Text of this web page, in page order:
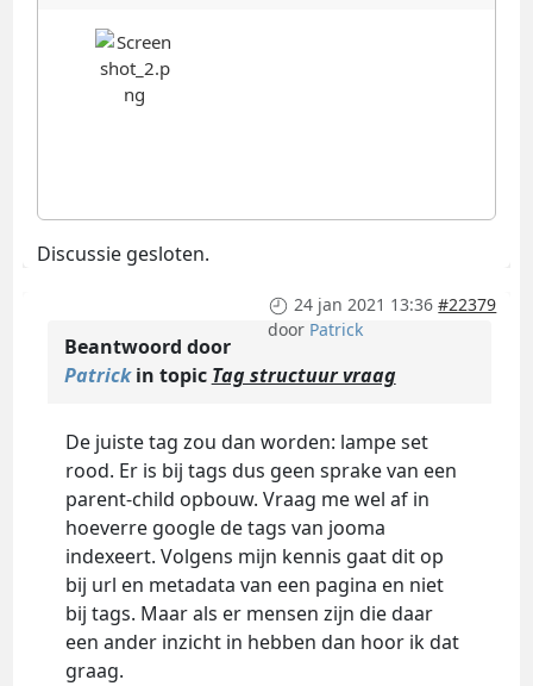
Discussie gesloten.
24 jan 2021 13:36 #22379
door Patrick
Beantwoord door
Patrickin topic Tag structuur vraag
De juiste tag zou dan worden: lampe set
rood. Er is bij tags dus geen sprake van een
parent-child opbouw. Vraag me wel af in
hoeverre google de tags van jooma
indexeert. Volgens mijn kennis gaat dit op
bij url en metadata van een pagina en niet
bij tags. Maar als er mensen zijn die daar
een ander inzicht in hebben dan hoor ik dat
graag.